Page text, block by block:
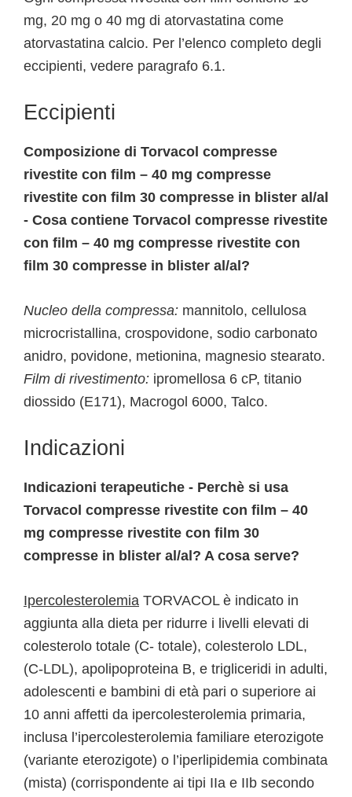
mg, 20 mg o 40 mg di atorvastatina come
atorvastatina calcio. Per l’elenco completo degli
eccipienti, vedere paragrafo 6.1.
Eccipienti
Composizione di Torvacol compresse
rivestite con film – 40 mg compresse
rivestite con film 30 compresse in blister al/al
- Cosa contiene Torvacol compresse rivestite
con film – 40 mg compresse rivestite con
film 30 compresse in blister al/al?
Nucleo della compressa: mannitolo, cellulosa
microcristallina, crospovidone, sodio carbonato
anidro, povidone, metionina, magnesio stearato.
Film di rivestimento: ipromellosa 6 cP, titanio
diossido (E171), Macrogol 6000, Talco.
Indicazioni
Indicazioni terapeutiche - Perchè si usa
Torvacol compresse rivestite con film – 40
mg compresse rivestite con film 30
compresse in blister al/al? A cosa serve?
Ipercolesterolemia TORVACOL è indicato in
aggiunta alla dieta per ridurre i livelli elevati di
colesterolo totale (C- totale), colesterolo LDL,
(C-LDL), apolipoproteina B, e trigliceridi in adulti,
adolescenti e bambini di età pari o superiore ai
10 anni affetti da ipercolesterolemia primaria,
inclusa l’ipercolesterolemia familiare eterozigote
(variante eterozigote) o l’iperlipidemia combinata
(mista) (corrispondente ai tipi IIa e IIb secondo